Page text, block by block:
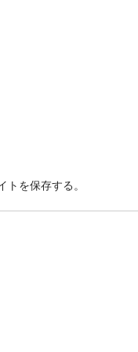
を保存する。